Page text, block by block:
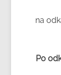
na
Po